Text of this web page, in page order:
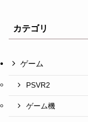
カテゴリ
ゲーム
PSVR2
ゲーム機